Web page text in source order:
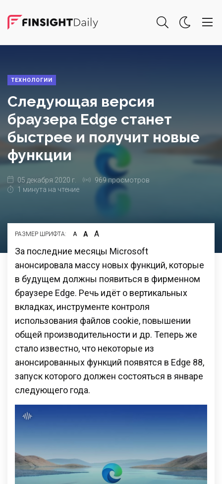
ТЕХНОЛОГИИ
Следующая версия
браузера Edge станет
быстрее и получит новые
функции
05 декабря 2020 г.
969 просмотров
1 минута на чтение
РАЗМЕР ШРИФТА: А А А
За последние месяцы Microsoft
анонсировала массу новых функций, которые
в будущем должны появиться в фирменном
браузере Edge. Речь идёт о вертикальных
вкладках, инструменте контроля
использования файлов cookie, повышении
общей производительности и др. Теперь же
стало известно, что некоторые из
анонсированных функций появятся в Edge 88,
запуск которого должен состояться в январе
следующего года.